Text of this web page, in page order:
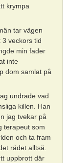
krympa
tar vägen
veckors tid
min fader
inte
dom samlat på
undrade vad
killen. Han
jag tvekar på
terapeut som
och ta fram
rådet alltså.
uppbrott där